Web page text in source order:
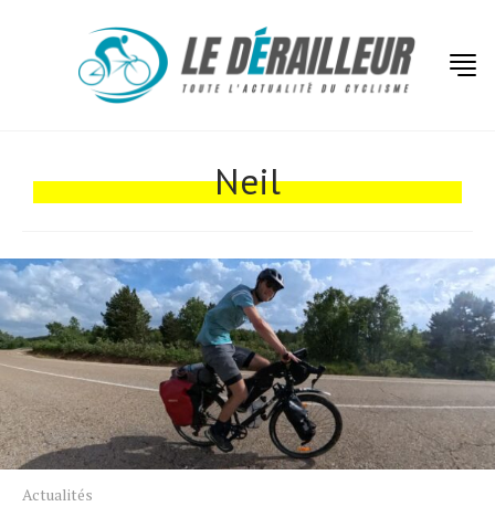
Neil
Actualités
Actualités
Tests de produits
Tendances
Tous nos articles
À propos